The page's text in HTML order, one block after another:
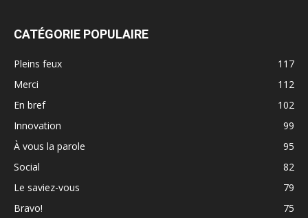
CATÉGORIE POPULAIRE
Pleins feux
117
Merci
112
En bref
102
Innovation
99
À vous la parole
95
Social
82
Le saviez-vous
79
Bravo!
75